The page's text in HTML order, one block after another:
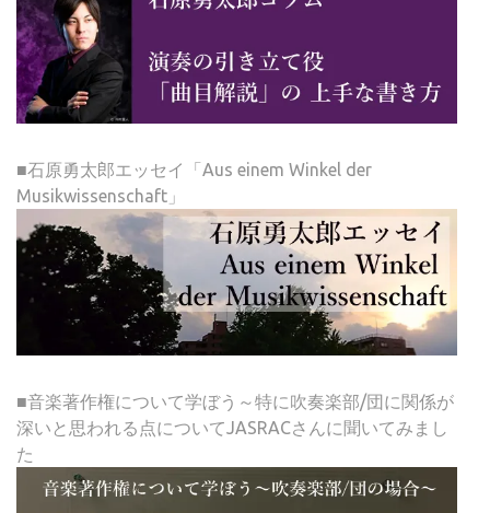
■石原勇太郎エッセイ「Aus einem Winkel der
Musikwissenschaft」
■音楽著作権について学ぼう～特に吹奏楽部/団に関係が
深いと思われる点についてJASRACさんに聞いてみまし
た